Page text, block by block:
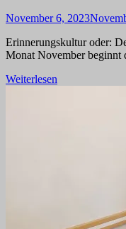
November 6, 2023
Erinnerungskultur oder:
Monat November beginnt
Weiterlesen